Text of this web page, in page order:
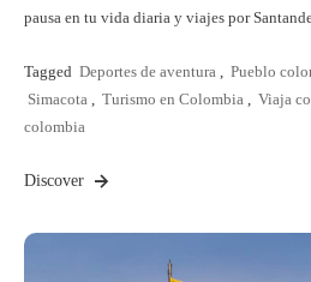
pausa en tu vida diaria y viajes por
Tagged Deportes de aventura , Pueblo
Simacota , Turismo en Colombia , Viaja
colombia
Discover